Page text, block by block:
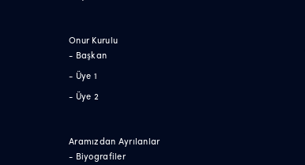
Onur Kurulu
- Başkan
- Üye 1
- Üye 2
Aramızdan Ayrılanlar
- Biyografiler